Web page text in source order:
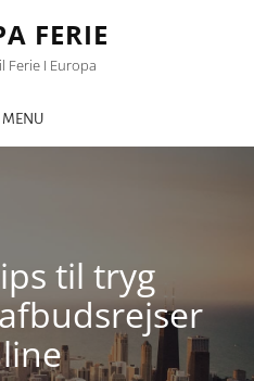
FERIE
Ferie I Europa
MENU
til tryg